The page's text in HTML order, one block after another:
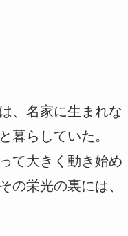
、名家に生まれな
暮らしていた。
て大きく動き始め
の栄光の裏には、